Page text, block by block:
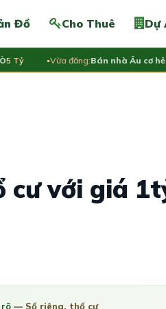
Đồ Cho Thuê Dự
Vừa đăng:Bán nhà Âu cơ hẻm
cư với giá
rõ — Sổ riêng, thổ cư